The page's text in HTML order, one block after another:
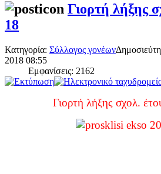
Γιορτή λήξης
18
Κατηγορία: Σύλλογος γονέων
2018 08:55
Εμφανίσεις: 2162
Γιορτή λήξης σχολ.